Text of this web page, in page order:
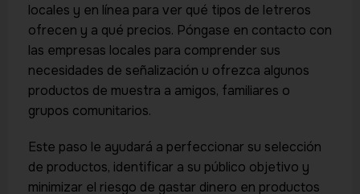
locales y en línea para ver qué tipos de letreros
ofrecen y a qué precios. Póngase en contacto con
las empresas locales para comprender sus
necesidades de señalización u ofrezca algunos
productos de muestra a amigos, familiares o
grupos comunitarios.
Este paso le ayudará a perfeccionar su selección
de productos, identificar a su público objetivo y
minimizar el riesgo de gastar dinero en productos